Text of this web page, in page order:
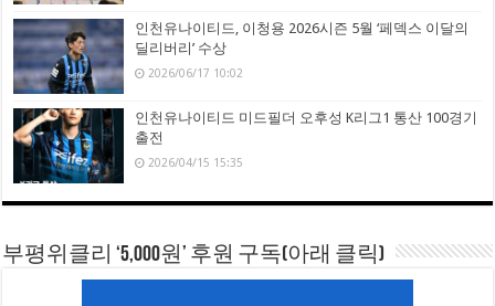
인천유나이티드, 이청용 2026시즌 5월 ‘페덱스 이달의
딜리버리’ 수상
2026/06/17 10:02
인천유나이티드 미드필더 오후성 K리그1 통산 100경기
출전
2026/04/15 15:35
부평위클리 ‘5,000원’ 후원 구독(아래 클릭)